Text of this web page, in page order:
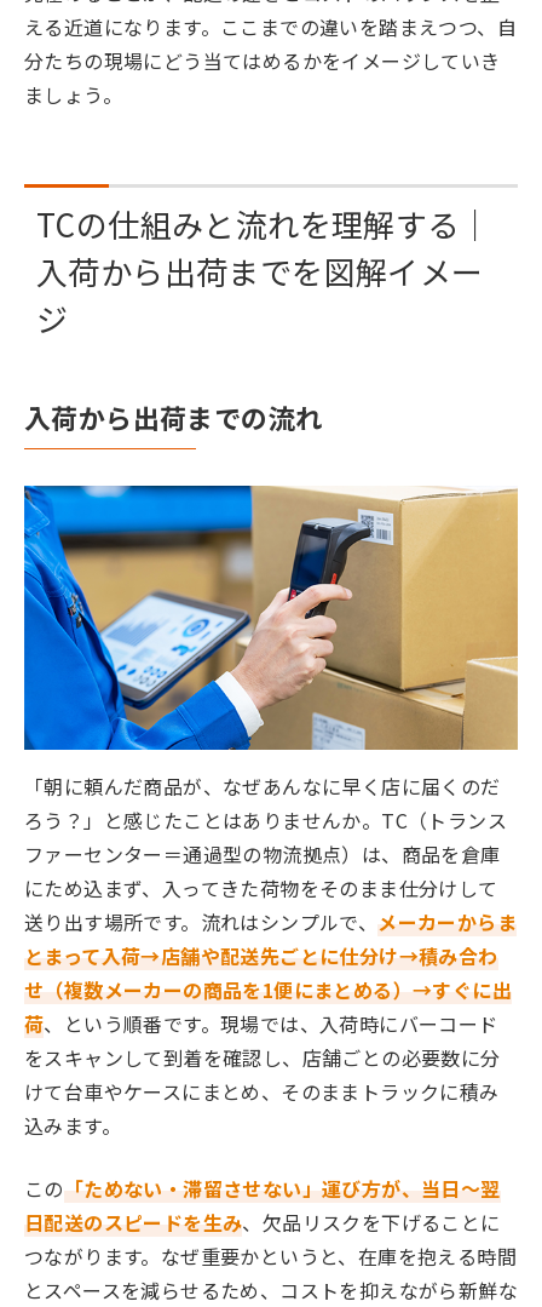
える近道になります。ここまでの違いを踏まえつつ、自
分たちの現場にどう当てはめるかをイメージしていき
ましょう。
TCの仕組みと流れを理解する｜
入荷から出荷までを図解イメー
ジ
入荷から出荷までの流れ
「朝に頼んだ商品が、なぜあんなに早く店に届くのだ
ろう？」と感じたことはありませんか。TC（トランス
ファーセンター＝通過型の物流拠点）は、商品を倉庫
にため込まず、入ってきた荷物をそのまま仕分けして
送り出す場所です。流れはシンプルで、メーカーからま
とまって入荷→店舗や配送先ごとに仕分け→積み合わ
せ（複数メーカーの商品を1便にまとめる）→すぐに出
荷、という順番です。現場では、入荷時にバーコード
をスキャンして到着を確認し、店舗ごとの必要数に分
けて台車やケースにまとめ、そのままトラックに積み
込みます。
この「ためない・滞留させない」運び方が、当日〜翌
日配送のスピードを生み、欠品リスクを下げることに
つながります。なぜ重要かというと、在庫を抱える時間
とスペースを減らせるため、コストを抑えながら新鮮な